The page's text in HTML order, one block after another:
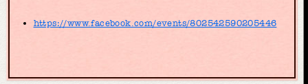
https://www.facebook.com/events/802542590205446